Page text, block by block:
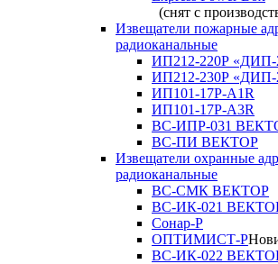
(снят с
Извещатели пожарные
радиоканальные
ИП212-220Р
ИП212-230Р
ИП101-17Р-A1R
ИП101-17Р-A3R
ВС-ИПР-031
ВС-ПИ ВЕКТОР
Извещатели охранные
радиоканальные
ВС-СМК ВЕКТОР
ВС-ИК-021
Сонар-Р
ОПТИМИСТ-Р
ВС-ИК-022